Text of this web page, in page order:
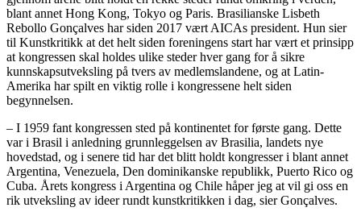
blant annet Hong Kong, Tokyo og Paris. Brasilianske Lisbeth
Rebollo Gonçalves har siden 2017 vært AICAs president. Hun sier
til Kunstkritikk at det helt siden foreningens start har vært et prinsipp
at kongressen skal holdes ulike steder hver gang for å sikre
kunnskapsutveksling på tvers av medlemslandene, og at Latin-
Amerika har spilt en viktig rolle i kongressene helt siden
begynnelsen.
– I 1959 fant kongressen sted på kontinentet for første gang. Dette
var i Brasil i anledning grunnleggelsen av Brasilia, landets nye
hovedstad, og i senere tid har det blitt holdt kongresser i blant annet
Argentina, Venezuela, Den dominikanske republikk, Puerto Rico og
Cuba. Årets kongress i Argentina og Chile håper jeg at vil gi oss en
rik utveksling av ideer rundt kunstkritikken i dag, sier Gonçalves.